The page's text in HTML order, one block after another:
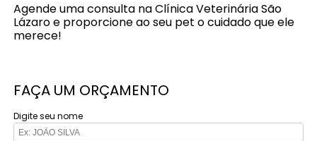
Agende uma consulta na Clínica Veterinária São
Lázaro e proporcione ao seu pet o cuidado que ele
merece!
FAÇA UM ORÇAMENTO
Digite seu nome